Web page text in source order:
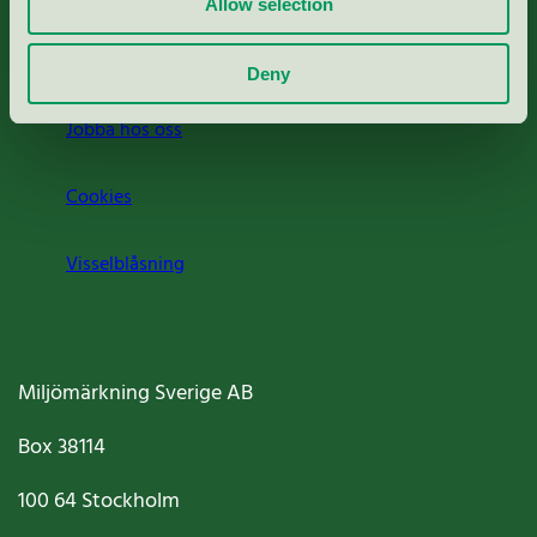
Deny
Jobba hos oss
Cookies
Visselblåsning
Miljömärkning Sverige AB
Box38114
100 64Stockholm